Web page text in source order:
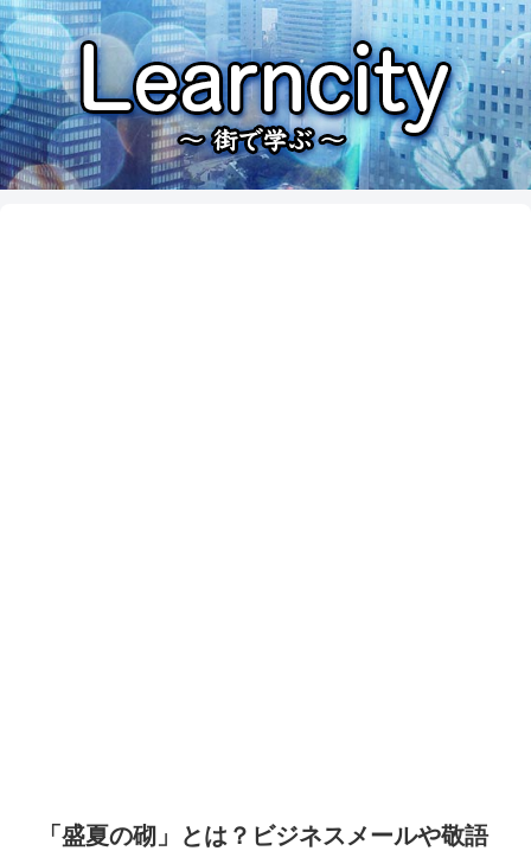
「盛夏の砌」とは？ビジネスメールや敬語